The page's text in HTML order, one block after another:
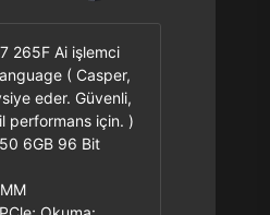
265F Ai işlemci
( Casper,
eder. Güvenli,
performans için. )
6GB 96 Bit